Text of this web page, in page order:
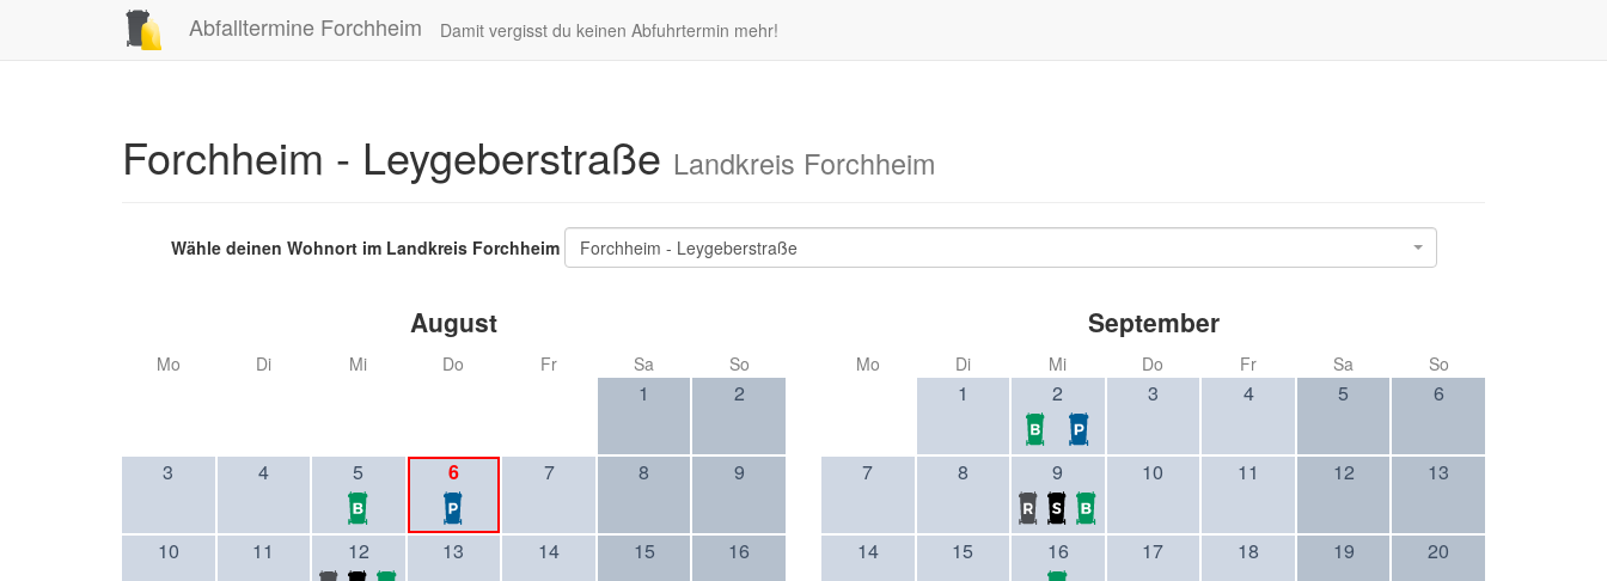
Abfalltermine Forchheim Damit vergisst du keinen Abfuhrtermin mehr!
Forchheim - Leygeberstraße Landkreis Forchheim
Wähle deinen Wohnort im Landkreis Forchheim Forchheim - Leygeberstraße
August
Mo Di Mi Do Fr Sa So
1 2
3 4 5 6 7 8 9
10 11 12 13 14 15 16
September
Mo Di Mi Do Fr Sa So
1 2 3 4 5 6
7 8 9 10 11 12 13
14 15 16 17 18 19 20